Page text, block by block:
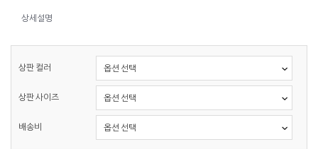
상세설명
상판 컬러
상판 사이즈
배송비